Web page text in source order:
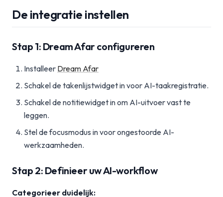
De integratie instellen
Stap 1: Dream Afar configureren
Installeer Dream Afar
Schakel de takenlijstwidget in voor AI-taakregistratie.
Schakel de notitiewidget in om AI-uitvoer vast te
leggen.
Stel de focusmodus in voor ongestoorde AI-
werkzaamheden.
Stap 2: Definieer uw AI-workflow
Categorieer duidelijk: